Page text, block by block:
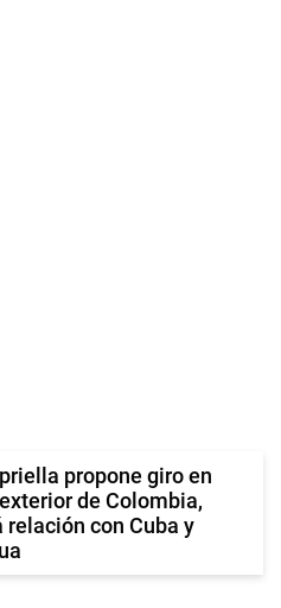
propone giro en
de Colombia,
relación con Cuba y